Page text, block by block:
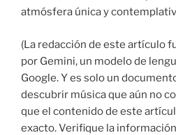
atmósfera única y
(La redacción de este artículo
por Gemini, un modelo de
Google. Y es solo un
descubrir música que aún no
que el contenido de este
exacto. Verifique la